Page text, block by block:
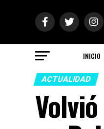
INICIO
ACTUALIDAD